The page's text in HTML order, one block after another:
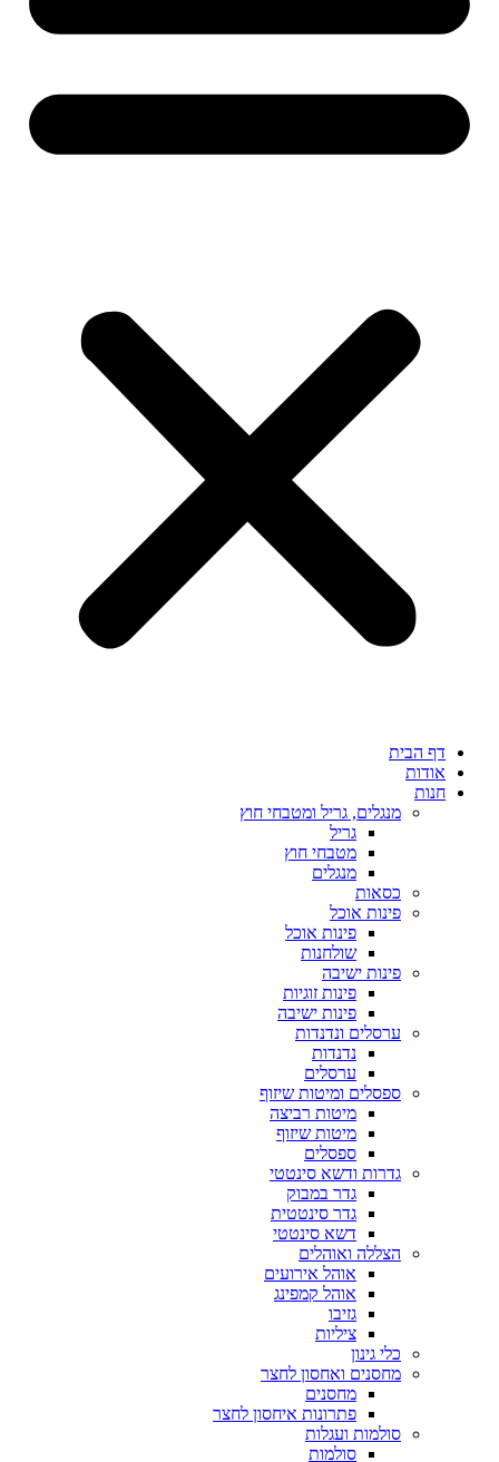
דף הבית
אודות
חנות
מנגלים, גריל ומטבחי חוץ
גריל
מטבחי חוץ
מנגלים
כסאות
פינות אוכל
פינות אוכל
שולחנות
פינות ישיבה
פינות זוגיות
פינות ישיבה
ערסלים ונדנדות
נדנדות
ערסלים
ספסלים ומיטות שיזוף
מיטות רביצה
מיטות שיזוף
ספסלים
גדרות ודשא סינטטי
גדר במבוק
גדר סינטטית
דשא סינטטי
הצללה ואוהלים
אוהל אירועים
אוהל קמפינג
גזיבו
ציליות
כלי גינון
מחסנים ואחסון לחצר
מחסנים
פתרונות איחסון לחצר
סולמות ועגלות
סולמות